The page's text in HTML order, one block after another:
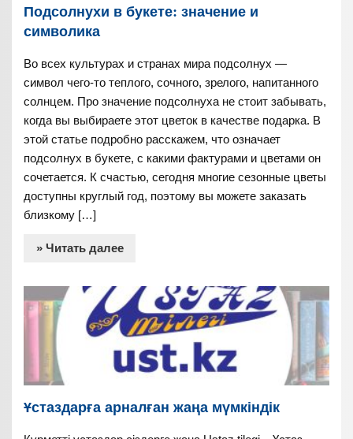
Подсолнухи в букете: значение и
символика
Во всех культурах и странах мира подсолнух —
символ чего-то теплого, сочного, зрелого, напитанного
солнцем. Про значение подсолнуха не стоит забывать,
когда вы выбираете этот цветок в качестве подарка. В
этой статье подробно расскажем, что означает
подсолнух в букете, с какими фактурами и цветами он
сочетается. К счастью, сегодня многие сезонные цветы
доступны круглый год, поэтому вы можете заказать
близкому […]
» Читать далее
Ұстаздарға арналған жаңа мүмкіндік